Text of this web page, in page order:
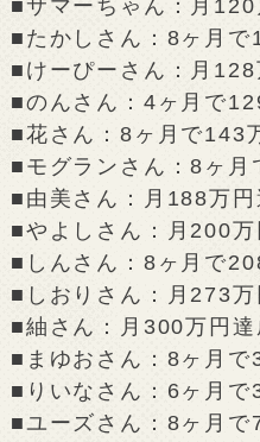
■サマーちゃん：月120
■たかしさん：8ヶ月で
■けーぴーさん：月128
■のんさん：4ヶ月で
■花さん：8ヶ月で143
■モグランさん：8ヶ月
■由美さん：月188万円
■やよしさん：月200万
■しんさん：8ヶ月で
■しおりさん：月273万
■紬さん：月300万円達
■まゆおさん：8ヶ月で
■りいなさん：6ヶ月で
■ユーズさん：8ヶ月で